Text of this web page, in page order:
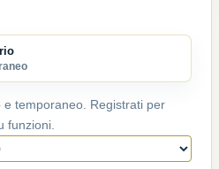
temporaneo. Registrati per
funzioni.